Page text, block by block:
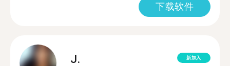
下载软件
J. 新加入